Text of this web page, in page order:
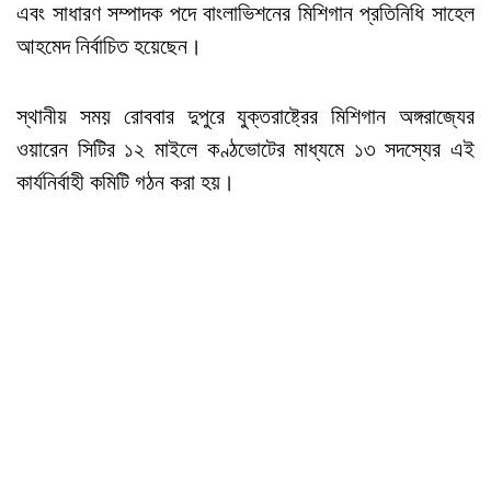
এবং সাধারণ সম্পাদক পদে বাংলাভিশনের মিশিগান প্রতিনিধি সাহেল
আহমেদ নির্বাচিত হয়েছেন।
স্থানীয় সময় রোববার দুপুরে যুক্তরাষ্ট্রের মিশিগান অঙ্গরাজ্যের
ওয়ারেন সিটির ১২ মাইলে কণ্ঠভোটের মাধ্যমে ১৩ সদস্যের এই
কার্যনির্বাহী কমিটি গঠন করা হয়।